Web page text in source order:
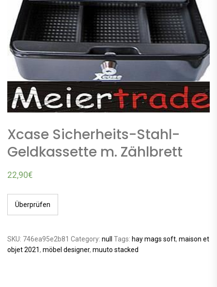
Xcase Sicherheits-Stahl-
Geldkassette m. Zählbrett
22,90€
Überprüfen
SKU: 746ea95e2b81 Category: null Tags: hay mags soft, maison et
objet 2021, möbel designer, muuto stacked